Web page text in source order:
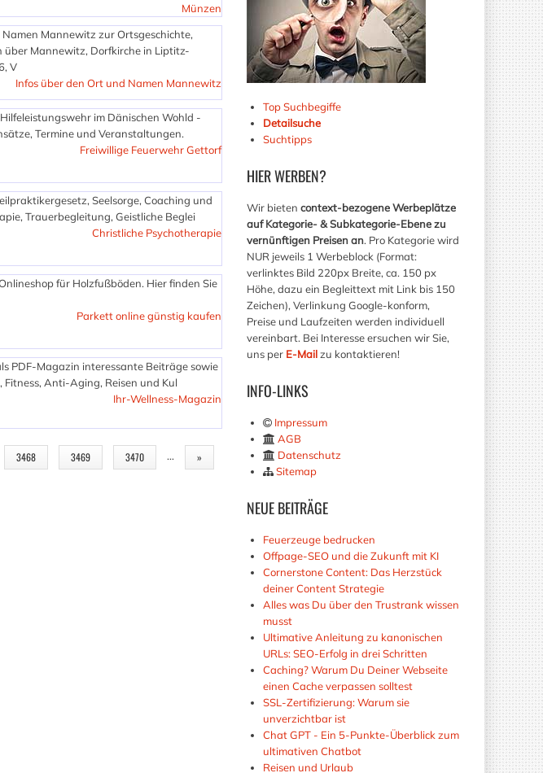
Top Suchbegiffe
Detailsuche
Suchtipps
HIERWERBEN?
Wir bieten context-bezogene Werbeplätze
auf Kategorie- & Subkategorie-Ebene zu
vernünftigen Preisen an. Pro Kategorie wird
NUR jeweils 1 Werbeblock (Format:
verlinktes Bild 220px Breite, ca. 150 px
Höhe, dazu ein Begleittext mit Link bis 150
Zeichen), Verlinkung Google-konform,
Preise und Laufzeiten werden individuell
vereinbart. Bei Interesse ersuchen wir Sie,
uns per E-Mailzu kontaktieren!
INFO-LINKS
Impressum
AGB
Datenschutz
Sitemap
NEUEBEITRÄGE
Feuerzeuge bedrucken
Offpage-SEO und die Zukunft mit KI
Cornerstone Content: Das Herzstück
deiner Content Strategie
Alles was Du über den Trustrank wissen
musst
Ultimative Anleitung zu kanonischen
URLs: SEO-Erfolg in drei Schritten
Caching? Warum Du Deiner Webseite
einen Cache verpassen solltest
SSL-Zertifizierung: Warum sie
unverzichtbar ist
Chat GPT - Ein 5-Punkte-Überblick zum
ultimativen Chatbot
Reisen und Urlaub
Münzen
Mannewitz zur Ortsgeschichte,
Mannewitz, Dorfkirche in Liptitz-
V
Infos über den Ort und Namen Mannewitz
im Dänischen Wohld -
Termine und Veranstaltungen.
Freiwillige Feuerwehr Gettorf
Seelsorge, Coaching und
Trauerbegleitung, Geistliche Beglei
Christliche Psychotherapie
für Holzfußböden. Hier finden Sie
Parkett online günstig kaufen
PDF-Magazin interessante Beiträge sowie
Anti-Aging, Reisen und Kul
Ihr-Wellness-Magazin
3468 3469 3470 …
»